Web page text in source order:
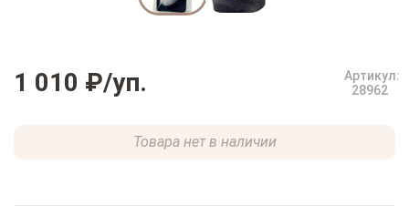
1 010 ₽/уп.
Артикул:
28962
Товара нет в наличии